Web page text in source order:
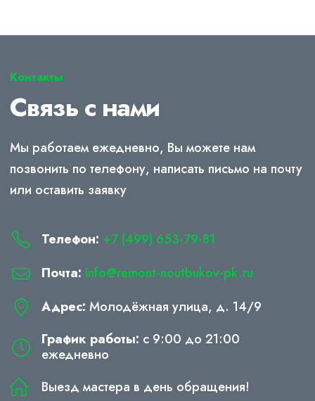
Контакты
Связь с нами
Мы работаем ежедневно, Вы можете нам
позвонить по телефону, написать письмо на почту
или оставить заявку
Телефон: +7 (499) 653-79-81
Почта: info@remont-noutbukov-pk.ru
Адрес: Молодёжная улица, д. 14/9
График работы: с 9:00 до 21:00
ежедневно
Выезд мастера в день обращения!